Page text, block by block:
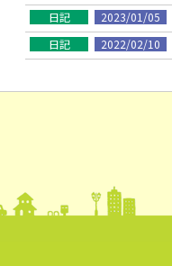
日記 2023/01/05
日記 2022/02/10